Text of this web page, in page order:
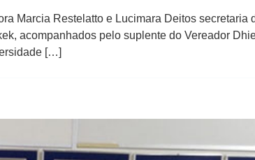
Marcia Restelatto e Lucimara Deitos secretaria
acompanhados pelo suplente do Vereador
[…]